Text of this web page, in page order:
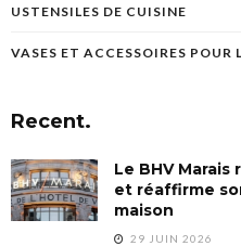
USTENSILES DE CUISINE
VASES ET ACCESSOIRES POUR
Recent.
Le BHV
et réaffirme
maison
29 JUIN 2026